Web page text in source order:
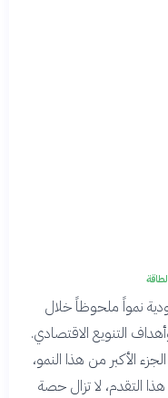
نمواً ملحوظاً خلال
الأخيرة، مدفوعاً بـ رؤية 2030 وأهداف التنويع الاقتصادي.
الأكبر من هذا النمو،
التقدم، لا تزال حصة